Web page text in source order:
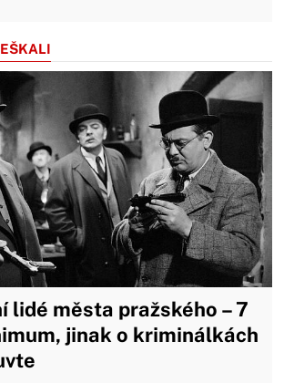
lidé města pražského – 7
jinak o kriminálkách